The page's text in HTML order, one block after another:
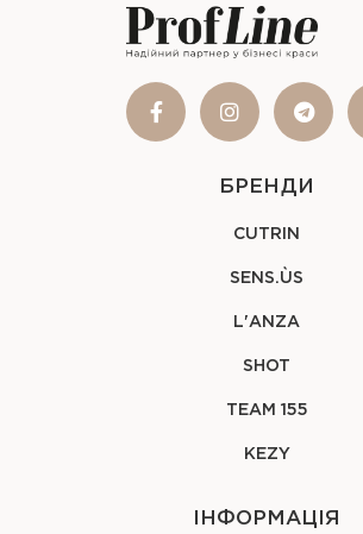
БРЕНДИ
CUTRIN
SENS.ÙS
L'ANZA
SHOT
TEAM 155
KEZY
ІНФОРМАЦІЯ